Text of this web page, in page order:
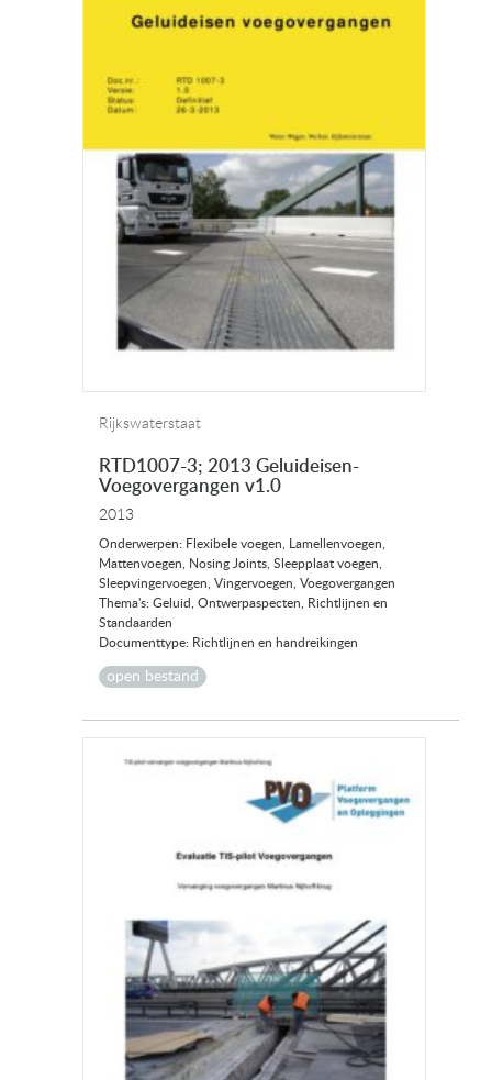
Rijkswaterstaat
RTD1007-3; 2013 Geluideisen-
Voegovergangen v1.0
2013
Onderwerpen: Flexibele voegen, Lamellenvoegen,
Mattenvoegen, Nosing Joints, Sleepplaat voegen,
Sleepvingervoegen, Vingervoegen, Voegovergangen
Thema's: Geluid, Ontwerpaspecten, Richtlijnen en
Standaarden
Documenttype: Richtlijnen en handreikingen
open bestand